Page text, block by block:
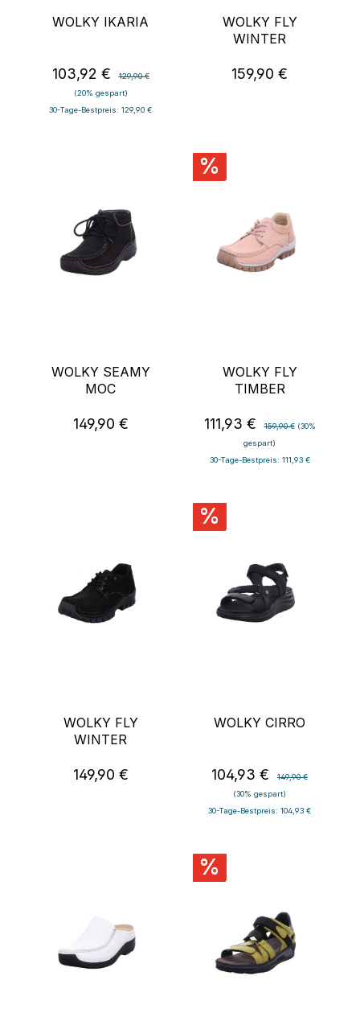
WOLKY IKARIA
Verkaufspreis:
103,92 €
129,90 €
(20% gespart)
30-Tage-Bestpreis: 129,90 €
WOLKY FLY
WINTER
Regulärer Preis:
159,90 €
WOLKY SEAMY
MOC
Regulärer Preis:
149,90 €
%
WOLKY FLY
TIMBER
Verkaufspreis:
111,93 € Regulärer Preis:
159,90 € (30%
gespart)
30-Tage-Bestpreis: 111,93 €
WOLKY FLY
WINTER
Regulärer Preis:
149,90 €
%
WOLKY CIRRO
Verkaufspreis:
104,93 €
149,90 €
(30% gespart)
30-Tage-Bestpreis: 104,93 €
%